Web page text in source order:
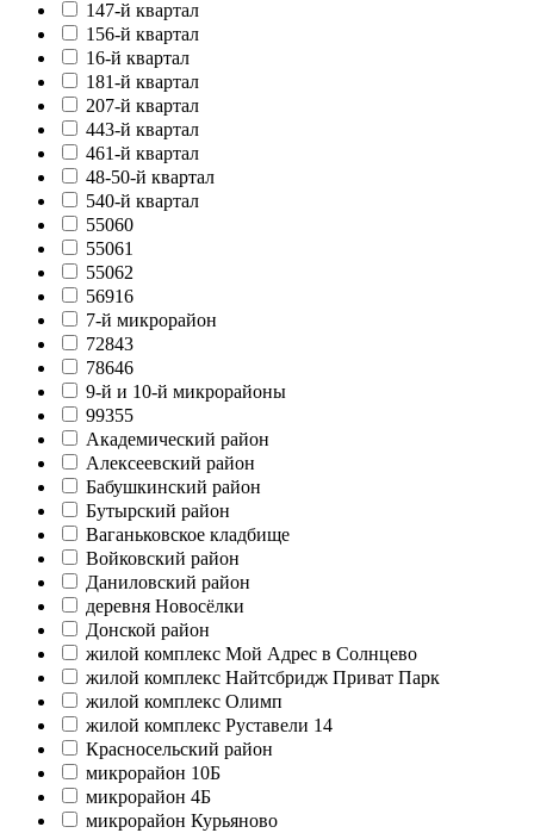
147-й квартал
156-й квартал
16-й квартал
181-й квартал
207-й квартал
443-й квартал
461-й квартал
48-50-й квартал
540-й квартал
55060
55061
55062
56916
7-й микрорайон
72843
78646
9-й и 10-й микрорайоны
99355
Академический район
Алексеевский район
Бабушкинский район
Бутырский район
Ваганьковское кладбище
Войковский район
Даниловский район
деревня Новосёлки
Донской район
жилой комплекс Мой Адрес в Солнцево
жилой комплекс Найтсбридж Приват Парк
жилой комплекс Олимп
жилой комплекс Руставели 14
Красносельский район
микрорайон 10Б
микрорайон 4Б
микрорайон Курьяново